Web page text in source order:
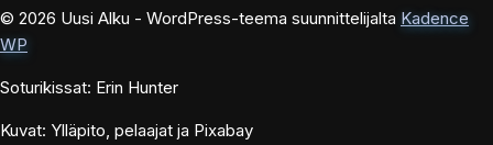
© 2026 Uusi Alku - WordPress-teema suunnittelijalta Kadence
WP
Soturikissat: Erin Hunter
Kuvat: Ylläpito, pelaajat ja Pixabay